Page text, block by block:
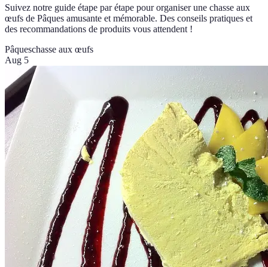
Suivez notre guide étape par étape pour organiser une chasse aux
œufs de Pâques amusante et mémorable. Des conseils pratiques et
des recommandations de produits vous attendent !
Pâqueschasse aux œufs
Aug 5